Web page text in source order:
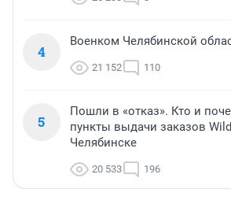
4
Военком Челябинской
21 152 110
5
Пошли в «отказ». Кто и
пункты выдачи заказов
Челябинске
20 533 196